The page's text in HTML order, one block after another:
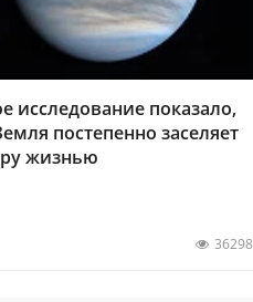
исследование показало,
постепенно заселяет
жизнью
36298